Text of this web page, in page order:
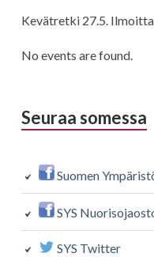
Kevätretki 27.5.
No events are found.
Seuraa somessa
Suomen
SYS
SYS Twitter